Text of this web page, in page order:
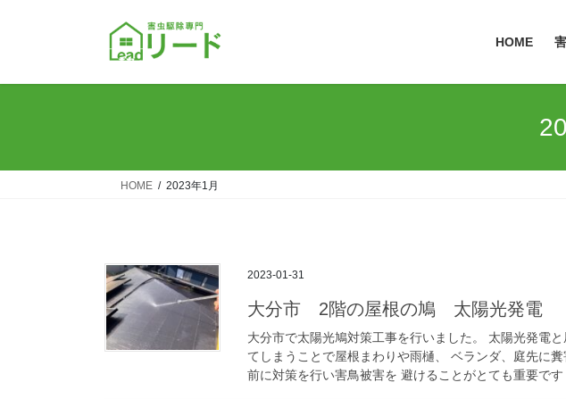
HOME
HOME 2023年1月
2023-01-31
大分市 2階の屋根の鳩 太陽光発電
大分市で太陽光鳩対策工事を行いました。 太陽光発電
てしまうことで屋根まわりや雨樋、 ベランダ、庭先に
前に対策を行い害鳥被害を 避けることがとても重要で